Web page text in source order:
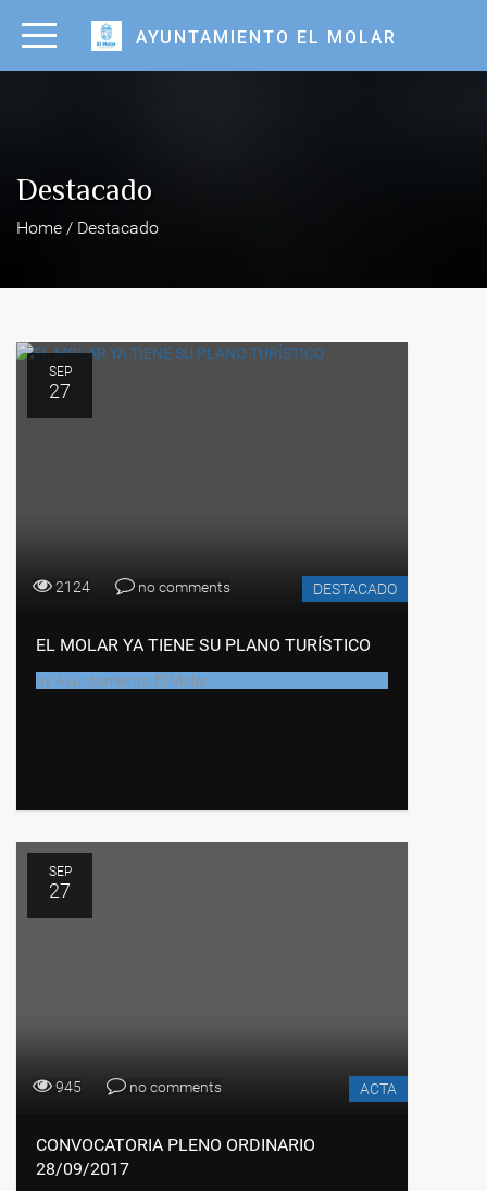
AYUNTAMIENTO EL MOLAR
Destacado
Home / Destacado
SEP
27
2124 no comments DESTACADO
EL MOLAR YA TIENE SU PLANO TURÍSTICO
by Ayuntamiento El Molar
SEP
27
945 no comments ACTA
CONVOCATORIA PLENO ORDINARIO
28/09/2017